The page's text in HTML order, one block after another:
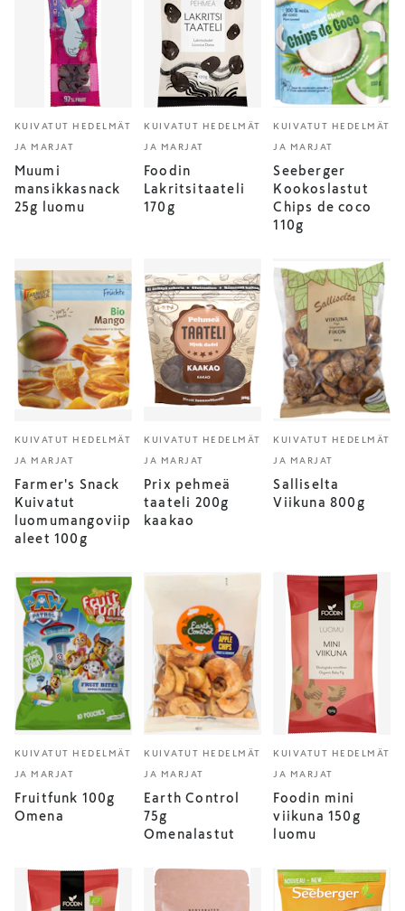
KUIVATUT HEDELMÄT
JA MARJAT
Muumi
mansikkasnack
25g luomu
KUIVATUT HEDELMÄT
JA MARJAT
Foodin
Lakritsitaateli
170g
KUIVATUT HEDELMÄT
JA MARJAT
Seeberger
Kookoslastut
Chips de coco
110g
KUIVATUT HEDELMÄT
JA MARJAT
Farmer's Snack
Kuivatut
luomumangoviip
aleet 100g
KUIVATUT HEDELMÄT
JA MARJAT
Prix pehmeä
taateli 200g
kaakao
KUIVATUT HEDELMÄT
JA MARJAT
Salliselta
Viikuna 800g
KUIVATUT HEDELMÄT
JA MARJAT
Fruitfunk 100g
Omena
KUIVATUT HEDELMÄT
JA MARJAT
Earth Control
75g
Omenalastut
KUIVATUT HEDELMÄT
JA MARJAT
Foodin mini
viikuna 150g
luomu